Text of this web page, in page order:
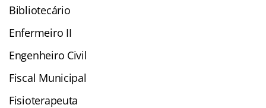
Bibliotecário
Enfermeiro II
Engenheiro Civil
Fiscal Municipal
Fisioterapeuta